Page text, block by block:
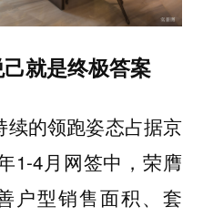
就是终极答案
续的领跑姿态占据京
1-4月网签中，荣膺
户型销售面积、套